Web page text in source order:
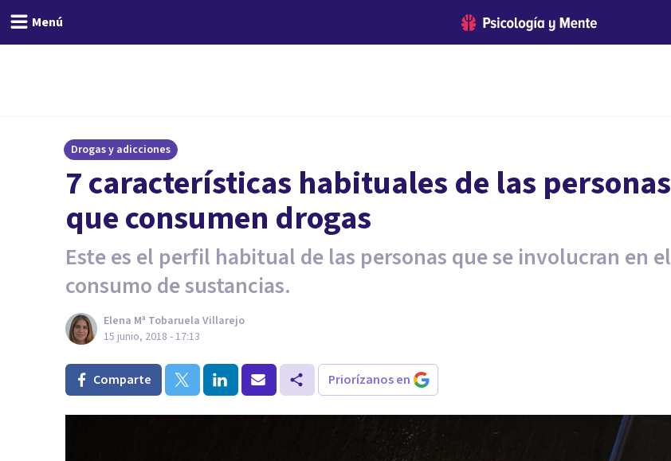
Menú
Drogas y adicciones
7 características habituales de las personas
que consumen drogas
Este es el perfil habitual de las personas que se involucran en el
consumo de sustancias.
Elena Mª Tobaruela Villarejo
15 junio, 2018 - 17:13
Comparte Priorízanos en